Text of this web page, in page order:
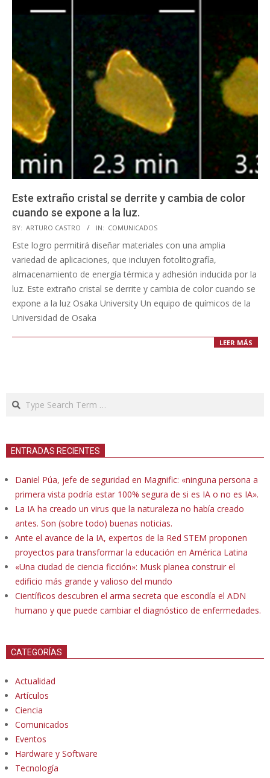
Este extraño cristal se derrite y cambia de color
cuando se expone a la luz.
2023-
05-
BY: ARTURO CASTRO IN: COMUNICADOS
Este logro permitirá diseñar materiales con una amplia
variedad de aplicaciones, que incluyen fotolitografía,
almacenamiento de energía térmica y adhesión inducida por la
luz. Este extraño cristal se derrite y cambia de color cuando se
expone a la luz Osaka University Un equipo de químicos de la
Universidad de Osaka
LEER MÁS
Search
ENTRADAS RECIENTES
Daniel Púa, jefe de seguridad en Magnific: «ninguna persona a
primera vista podría estar 100% segura de si es IA o no es IA».
La IA ha creado un virus que la naturaleza no había creado
antes. Son (sobre todo) buenas noticias.
Ante el avance de la IA, expertos de la Red STEM proponen
proyectos para transformar la educación en América Latina
«Una ciudad de ciencia ficción»: Musk planea construir el
edificio más grande y valioso del mundo
Científicos descubren el arma secreta que escondía el ADN
humano y que puede cambiar el diagnóstico de enfermedades.
CATEGORÍAS
Actualidad
Artículos
Ciencia
Comunicados
Eventos
Hardware y Software
Tecnología